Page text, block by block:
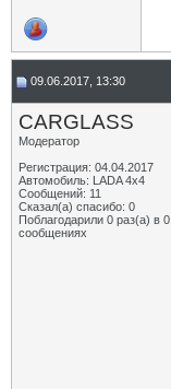
09.06.2017, 13:30
CARGLASS
Модератор
Регистрация: 04.04.2017
Автомобиль: LADA 4x4
Сообщений: 11
Сказал(а) спасибо: 0
Поблагодарили 0 раз(а) в 0
сообщениях